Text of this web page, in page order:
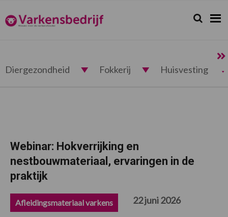
de
hoofdnavigatie
de
hoofd
de
eerste
de
voettekst
Varkensbedrijf.nl Zoeken...
Zoek
Diergezondheid Fokkerij Huisvesting
Webinar: Hokverrijking en
nestbouwmateriaal, ervaringen in de
praktijk
Afleidingsmateriaal varkens 22 juni 2026